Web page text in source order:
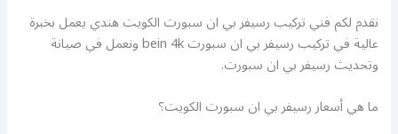
نقدم لكم فني تركيب رسيفر بي ان سبورت الكويت هندي يعمل بخبرة
عالية في تركيب رسيفر بي ان سبورت bein 4k ونعمل في صيانة
وتحديث رسيفر بي ان سبورت.
ما هي أسعار رسيفر بي ان سبورت الكويت؟